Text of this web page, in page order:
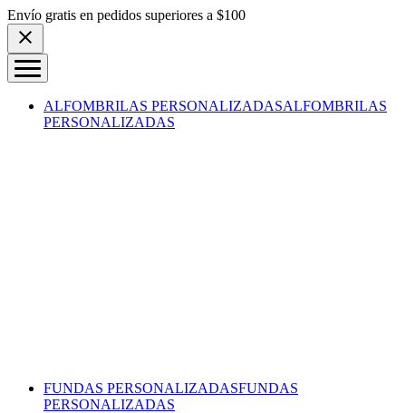
Skip to content
Envío gratis en pedidos superiores a $100
ALFOMBRILAS PERSONALIZADASALFOMBRILAS
PERSONALIZADAS
FUNDAS PERSONALIZADASFUNDAS
PERSONALIZADAS